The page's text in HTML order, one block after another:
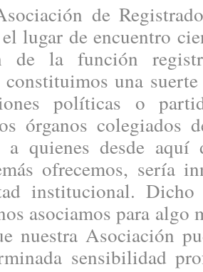
de
lugar de encuentro
de la función
una
políticas o
órganos colegiados
a quienes desde aquí
ofrecemos, sería
institucional.
asociamos para algo
nuestra Asociación
sensibilidad